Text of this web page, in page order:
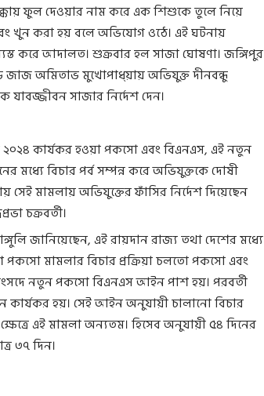
ফুল দেওয়ার নাম করে এক শিশুকে তুলে নিয়ে
খুন করা হয় বলে অভিযোগ ওঠে। এই ঘটনায়
করে আদালত। শুক্রবার হল সাজা ঘোষণা। জঙ্গিপুর
জাজ অমিতাভ মুখোপাধ্য়ায় অভিযুক্ত দীনবন্ধু
সাজার নির্দেশ দেন।
২০২৪ কার্যকর হওয়া পকসো এবং বিএনএস, এই নতুন
মধ্যে বিচার পর্ব সম্পন্ন করে অভিযুক্তকে দোষী
সেই মামলায় অভিযুক্তের ফাঁসির নির্দেশ দিয়েছেন
চক্রবর্তী।
জানিয়েছেন, এই রায়দান রাজ্য তথা দেশের মধ্যে
পকসো মামলার বিচার প্রক্রিয়া চলতো পকসো এবং
নতুন পকসো বিএনএস আইন পাশ হয়। পরবর্তী
হয়। সেই আইন অনুযায়ী চালানো বিচার
ক্ষেত্রে এই মামলা অন্যতম। হিসেব অনুযায়ী ৫৪ দিনের
৩৭ দিন।